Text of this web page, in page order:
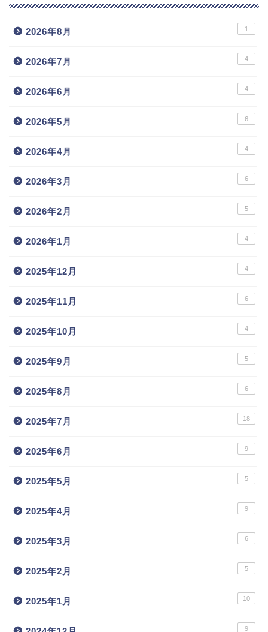
2026年8月 1
2026年7月 4
2026年6月 4
2026年5月 6
2026年4月 4
2026年3月 6
2026年2月 5
2026年1月 4
2025年12月 4
2025年11月 6
2025年10月 4
2025年9月 5
2025年8月 6
2025年7月 18
2025年6月 9
2025年5月 5
2025年4月 9
2025年3月 6
2025年2月 5
2025年1月 10
9